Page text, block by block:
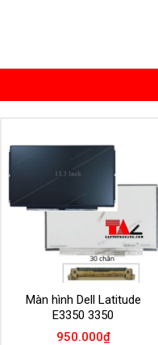
Màn hình Dell Latitude
E3350 3350
950.000₫